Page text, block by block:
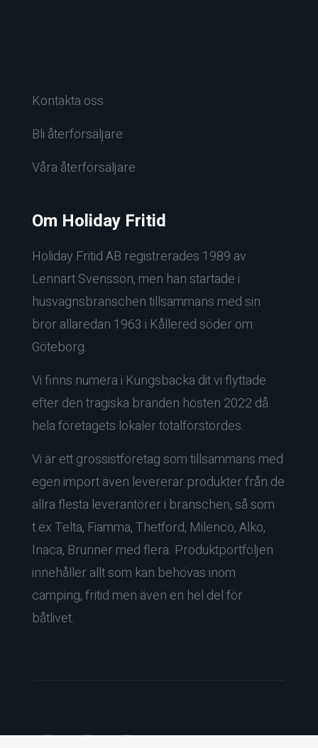
Kontakta oss
Bli återförsäljare
Våra återförsäljare
Om Holiday Fritid
Holiday Fritid AB registrerades 1989 av
Lennart Svensson, men han startade i
husvagnsbranschen tillsammans med sin
bror allaredan 1963 i Kållered söder om
Göteborg.
Vi finns numera i Kungsbacka dit vi flyttade
efter den tragiska branden hösten 2022 då
hela företagets lokaler totalförstördes.
Vi är ett grossistföretag som tillsammans med
egen import även levererar produkter från de
allra flesta leverantörer i branschen, så som
t.ex Telta, Fiamma, Thetford, Milenco, Alko,
Inaca, Brunner med flera. Produktportföljen
innehåller allt som kan behövas inom
camping, fritid men även en hel del för
båtlivet.